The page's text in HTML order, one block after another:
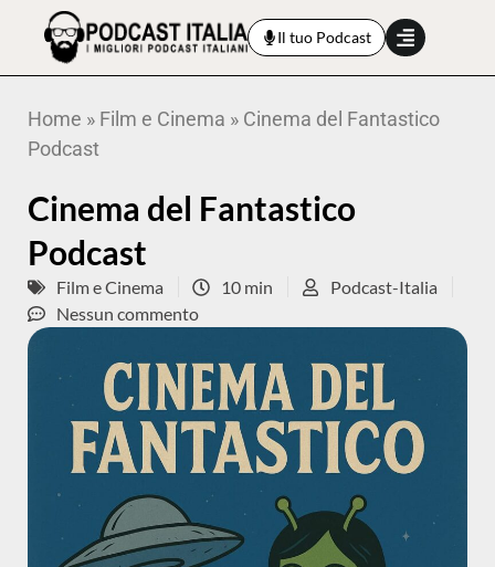
Il tuo Podcast
Home » Film e Cinema » Cinema del Fantastico
Podcast
Cinema del Fantastico
Podcast
Film e Cinema 10 min
Podcast-Italia
Nessun commento